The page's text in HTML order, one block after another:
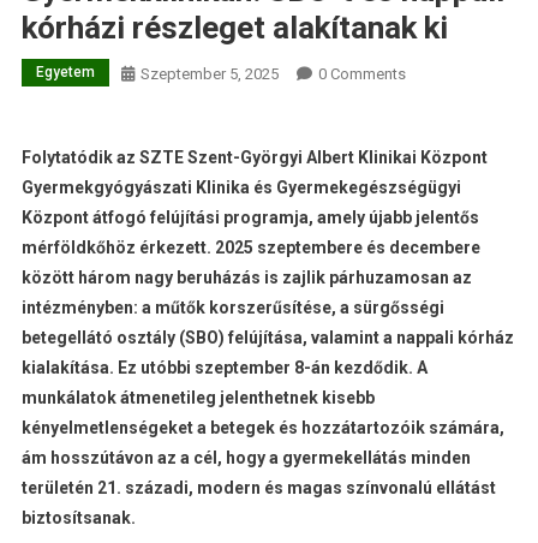
kórházi részleget alakítanak ki
Egyetem Szeptember 5, 2025 0 Comments
Folytatódik az SZTE Szent-Györgyi Albert Klinikai Központ
Gyermekgyógyászati Klinika és Gyermekegészségügyi
Központ átfogó felújítási programja, amely újabb jelentős
mérföldkőhöz érkezett. 2025 szeptembere és decembere
között három nagy beruházás is zajlik párhuzamosan az
intézményben: a műtők korszerűsítése, a sürgősségi
betegellátó osztály (SBO) felújítása, valamint a nappali kórház
kialakítása. Ez utóbbi szeptember 8-án kezdődik. A
munkálatok átmenetileg jelenthetnek kisebb
kényelmetlenségeket a betegek és hozzátartozóik számára,
ám hosszútávon az a cél, hogy a gyermekellátás minden
területén 21. századi, modern és magas színvonalú ellátást
biztosítsanak.